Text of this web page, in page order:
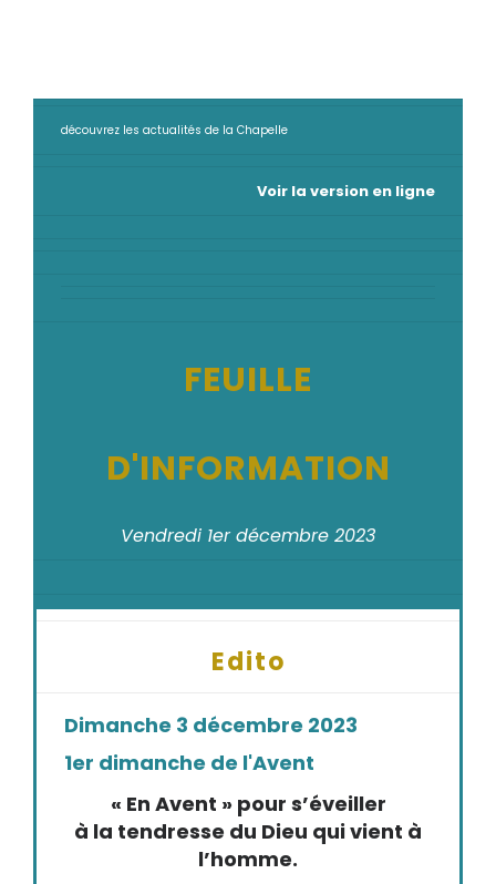
découvrez les actualités de la Chapelle
Voir la version en ligne
FEUILLE
D'INFORMATION
Vendredi 1er décembre 2023
Edito
Dimanche 3 décembre 2023
1er dimanche de l'Avent
« En Avent » pour s’éveiller
à la tendresse du Dieu qui vient à
l’homme.